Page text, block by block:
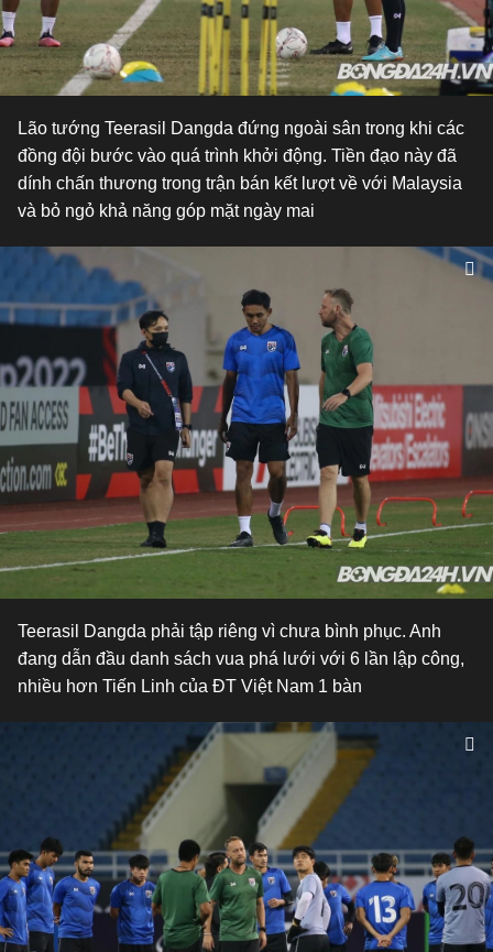
Lão tướng Teerasil Dangda đứng ngoài sân trong khi các
đồng đội bước vào quá trình khởi động. Tiền đạo này đã
dính chấn thương trong trận bán kết lượt về với Malaysia
và bỏ ngỏ khả năng góp mặt ngày mai
Teerasil Dangda phải tập riêng vì chưa bình phục. Anh
đang dẫn đầu danh sách vua phá lưới với 6 lần lập công,
nhiều hơn Tiến Linh của ĐT Việt Nam 1 bàn